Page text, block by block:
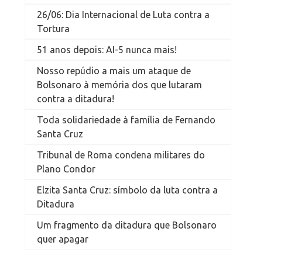
26/06: Dia Internacional de Luta contra a
Tortura
51 anos depois: AI-5 nunca mais!
Nosso repúdio a mais um ataque de
Bolsonaro à memória dos que lutaram
contra a ditadura!
Toda solidariedade à família de Fernando
Santa Cruz
Tribunal de Roma condena militares do
Plano Condor
Elzita Santa Cruz: símbolo da luta contra a
Ditadura
Um fragmento da ditadura que Bolsonaro
quer apagar